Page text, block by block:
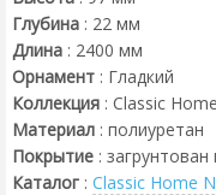
Глубина : 22 мм
Длина : 2400 мм
Орнамент : Гладкий
Коллекция : Classic
Материал : полиуретан
Покрытие : загрунтован
Каталог : Classic Home